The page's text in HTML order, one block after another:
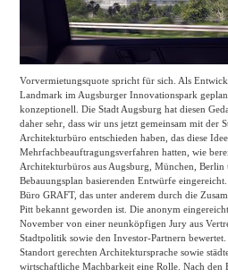
Vorvermietungsquote spricht für sich. Als
Landmark im Augsburger Innovationspark
konzeptionell. Die Stadt Augsburg hat diesen
daher sehr, dass wir uns jetzt gemeinsam mit der
Architekturbüro entschieden haben, das diese
Mehrfachbeauftragungsverfahren hatten, wie
Architekturbüros aus Augsburg, München, Berlin
Bebauungsplan basierenden Entwürfe
Büro GRAFT, das unter anderem durch die
Pitt bekannt geworden ist. Die anonym
November von einer neunköpfigen Jury aus
Stadtpolitik sowie den Investor-Partnern
Standort gerechten Architektursprache sowie
wirtschaftliche Machbarkeit eine Rolle. Nach den